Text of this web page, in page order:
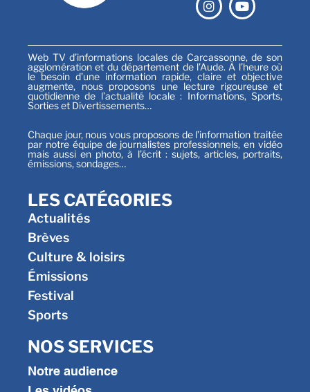
Web TV d’informations locales de Carcassonne, de son
agglomération et du département de l’Aude. À l’heure où
le besoin d’une information rapide, claire et objective
augmente, nous proposons une lecture rigoureuse et
quotidienne de l’actualité locale : Informations, Sports,
Sorties et Divertissements…
Chaque jour, nous vous proposons de l’information traitée
par notre équipe de journalistes professionnels, en vidéo
mais aussi en photo, à l’écrit : sujets, articles, portraits,
émissions, sondages…
LES CATÉGORIES
Actualités
Brèves
Culture & loisirs
Émissions
Festival
Sports
NOS SERVICES
Notre audience